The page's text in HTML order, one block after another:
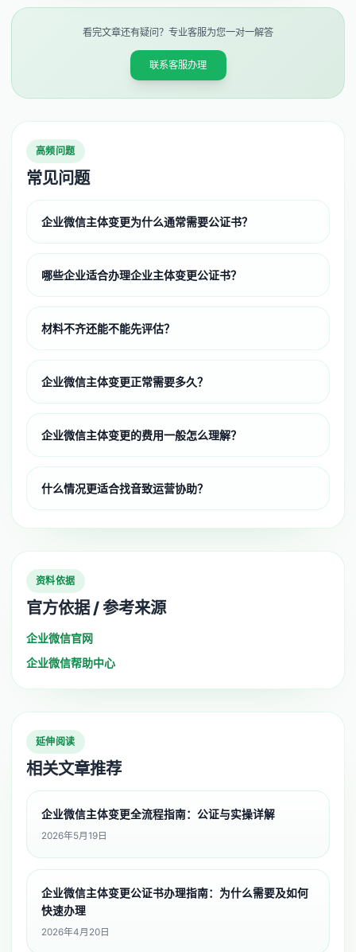
看完文章还有疑问？专业客服为您一对一解答
联系客服办理
高频问题
常见问题
企业微信主体变更为什么通常需要公证书？
哪些企业适合办理企业主体变更公证书？
材料不齐还能不能先评估？
企业微信主体变更正常需要多久？
企业微信主体变更的费用一般怎么理解？
什么情况更适合找音致运营协助？
资料依据
官方依据 / 参考来源
企业微信官网
企业微信帮助中心
延伸阅读
相关文章推荐
企业微信主体变更全流程指南：公证与实操详解
2026年5月19日
企业微信主体变更公证书办理指南：为什么需要及如何
快速办理
2026年4月20日